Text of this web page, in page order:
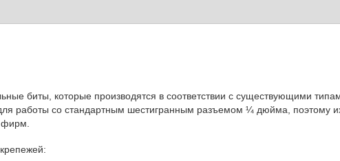
биты, которые производятся в соответствии с существующими
работы со стандартным шестигранным разъемом ¼ дюйма, поэтому
фирм.